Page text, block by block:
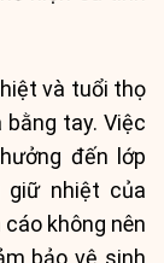
và tuổi thọ
tay. Việc
đến lớp
giữ nhiệt của
không nên
bảo vệ sinh